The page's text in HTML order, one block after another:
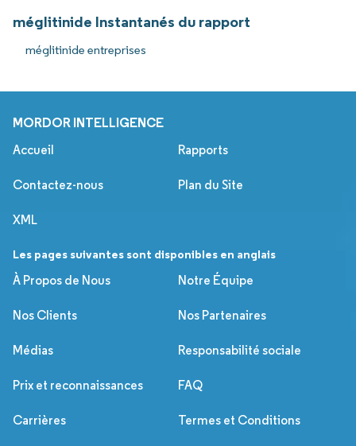
méglitinide Instantanés du rapport
méglitinide entreprises
MORDOR INTELLIGENCE
Accueil Rapports
Contactez-nous Plan du Site
XML
Les pages suivantes sont disponibles en anglais
À Propos de Nous
Notre Équipe
Nos Clients Nos Partenaires
Médias Responsabilité sociale
Prix et reconnaissances FAQ
Carrières Termes et Conditions